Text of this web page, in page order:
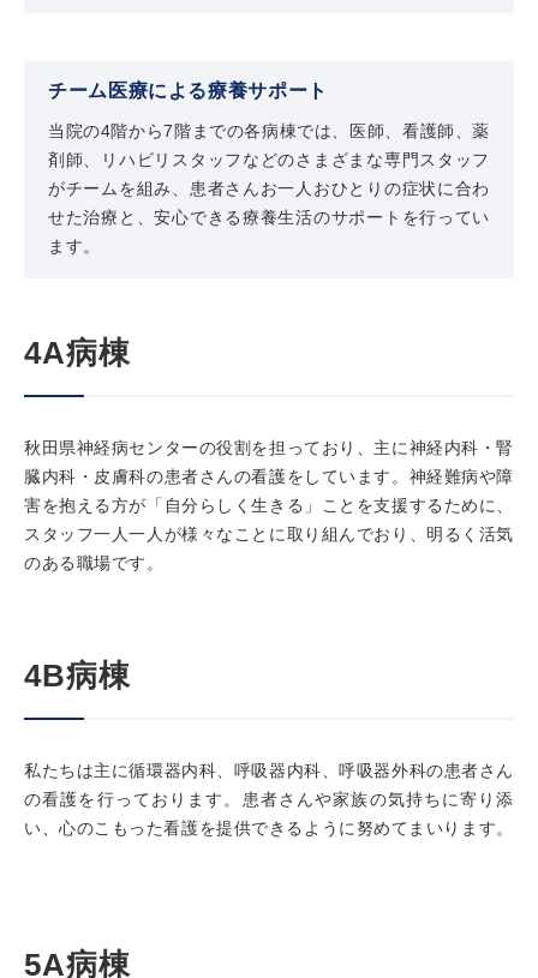
チーム医療による療養サポート
当院の4階から7階までの各病棟では、医師、看護師、薬
剤師、リハビリスタッフなどのさまざまな専門スタッフ
がチームを組み、患者さんお一人おひとりの症状に合わ
せた治療と、安心できる療養生活のサポートを行ってい
ます。
4A病棟
秋田県神経病センターの役割を担っており、主に神経内科・腎
臓内科・皮膚科の患者さんの看護をしています。神経難病や障
害を抱える方が「自分らしく生きる」ことを支援するために、
スタッフ一人一人が様々なことに取り組んでおり、明るく活気
のある職場です。
4B病棟
私たちは主に循環器内科、呼吸器内科、呼吸器外科の患者さん
の看護を行っております。患者さんや家族の気持ちに寄り添
い、心のこもった看護を提供できるように努めてまいります。
5A病棟